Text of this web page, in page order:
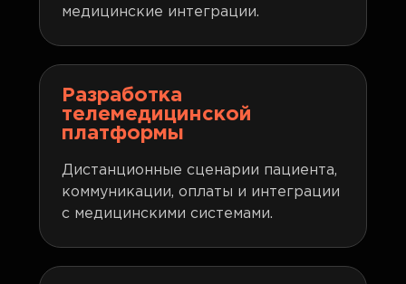
медицинские интеграции.
Разработка
телемедицинской
платформы
Дистанционные сценарии пациента,
коммуникации, оплаты и интеграции
с медицинскими системами.